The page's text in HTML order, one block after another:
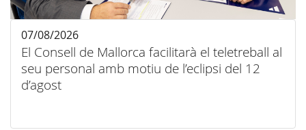
El Consell de Mallorca facilitarà el teletreball al
seu personal amb motiu de l’eclipsi del 12
d’agost
07/08/2026